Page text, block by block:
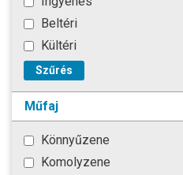
Beltéri
Kültéri
Szűrés
Műfaj
Könnyűzene
Komolyzene